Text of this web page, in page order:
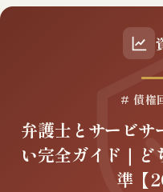
# 債権
弁護士とサービサ
い完全ガイド｜ど
準【